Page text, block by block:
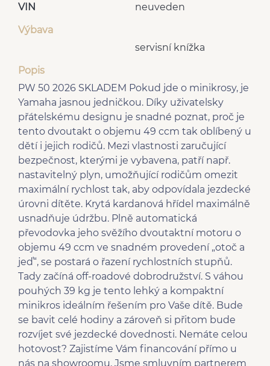
VIN
neuveden
Výbava
servisní knížka
Popis
PW 50 2026 SKLADEM Pokud jde o minikrosy, je
Yamaha jasnou jedničkou. Díky uživatelsky
přátelskému designu je snadné poznat, proč je
tento dvoutakt o objemu 49 ccm tak oblíbený u
dětí i jejich rodičů. Mezi vlastnosti zaručující
bezpečnost, kterými je vybavena, patří např.
nastavitelný plyn, umožňující rodičům omezit
maximální rychlost tak, aby odpovídala jezdecké
úrovni dítěte. Krytá kardanová hřídel maximálně
usnadňuje údržbu. Plně automatická
převodovka jeho svěžího dvoutaktní motoru o
objemu 49 ccm ve snadném provedení „otoč a
jeď“, se postará o řazení rychlostních stupňů.
Tady začíná off-roadové dobrodružství. S váhou
pouhých 39 kg je tento lehký a kompaktní
minikros ideálním řešením pro Vaše dítě. Bude
se bavit celé hodiny a zároveň si přitom bude
rozvíjet své jezdecké dovednosti. Nemáte celou
hotovost? Zajistíme Vám financování přímo u
nás na showroomu. Jsme smluvním partnerem